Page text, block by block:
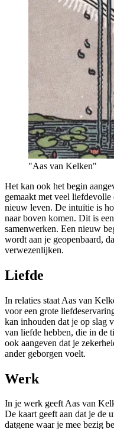
"Aas van Kelken"
Het kan ook het begin
gemaakt met veel
nieuw leven. De intuïtie is
naar boven komen. Dit is
samenwerken. Een nieuw
wordt aan je geopenbaard,
verwezenlijken.
Liefde
In relaties staat Aas van
voor een grote
kan inhouden dat je op slag
van liefde hebben, die in de
ook aangeven dat je
ander geborgen voelt.
Werk
In je werk geeft Aas van
De kaart geeft aan dat je de
datgene waar je mee bezig